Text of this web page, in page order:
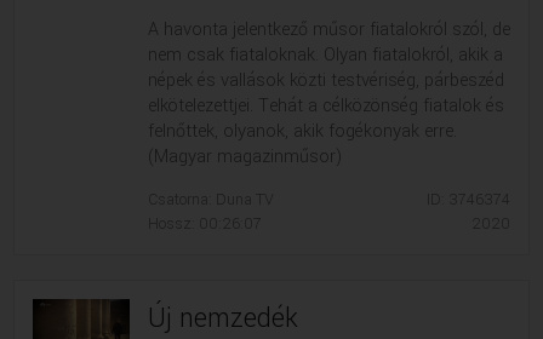
A havonta jelentkező műsor fiatalokról szól, de
nem csak fiataloknak. Olyan fiatalokról, akik a
népek és vallások közti testvériség, párbeszéd
elkötelezettjei. Tehát a célközönség fiatalok és
felnőttek, olyanok, akik fogékonyak erre.
(Magyar magazinműsor)
Csatorna: Duna TV
Hossz: 00:26:07
ID: 3746374
Új nemzedék